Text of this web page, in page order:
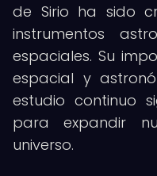
de Sirio ha sido
instrumentos
espaciales. Su
espacial y
estudio continuo
para expandir
universo.